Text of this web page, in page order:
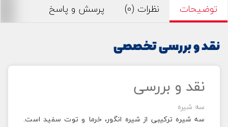
توضیحات نظرات (0) پرسش و پاسخ
نقد و بررسی تخصصی
نقد و بررسی
سه شیره
سه شیرهترکیبی از شیره انگور، خرما و توت سفید است.